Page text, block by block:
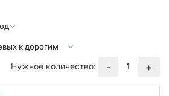
Нужное количество:
- 1 +